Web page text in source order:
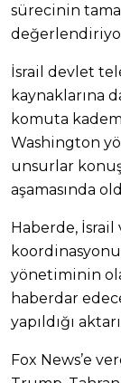
sürecinin
İsrail devlet
kaynaklarına
komuta
Washington
unsurlar
aşamasında
Haberde, İsrail
yönetiminin
haberdar
yapıldığı
Fox News’e